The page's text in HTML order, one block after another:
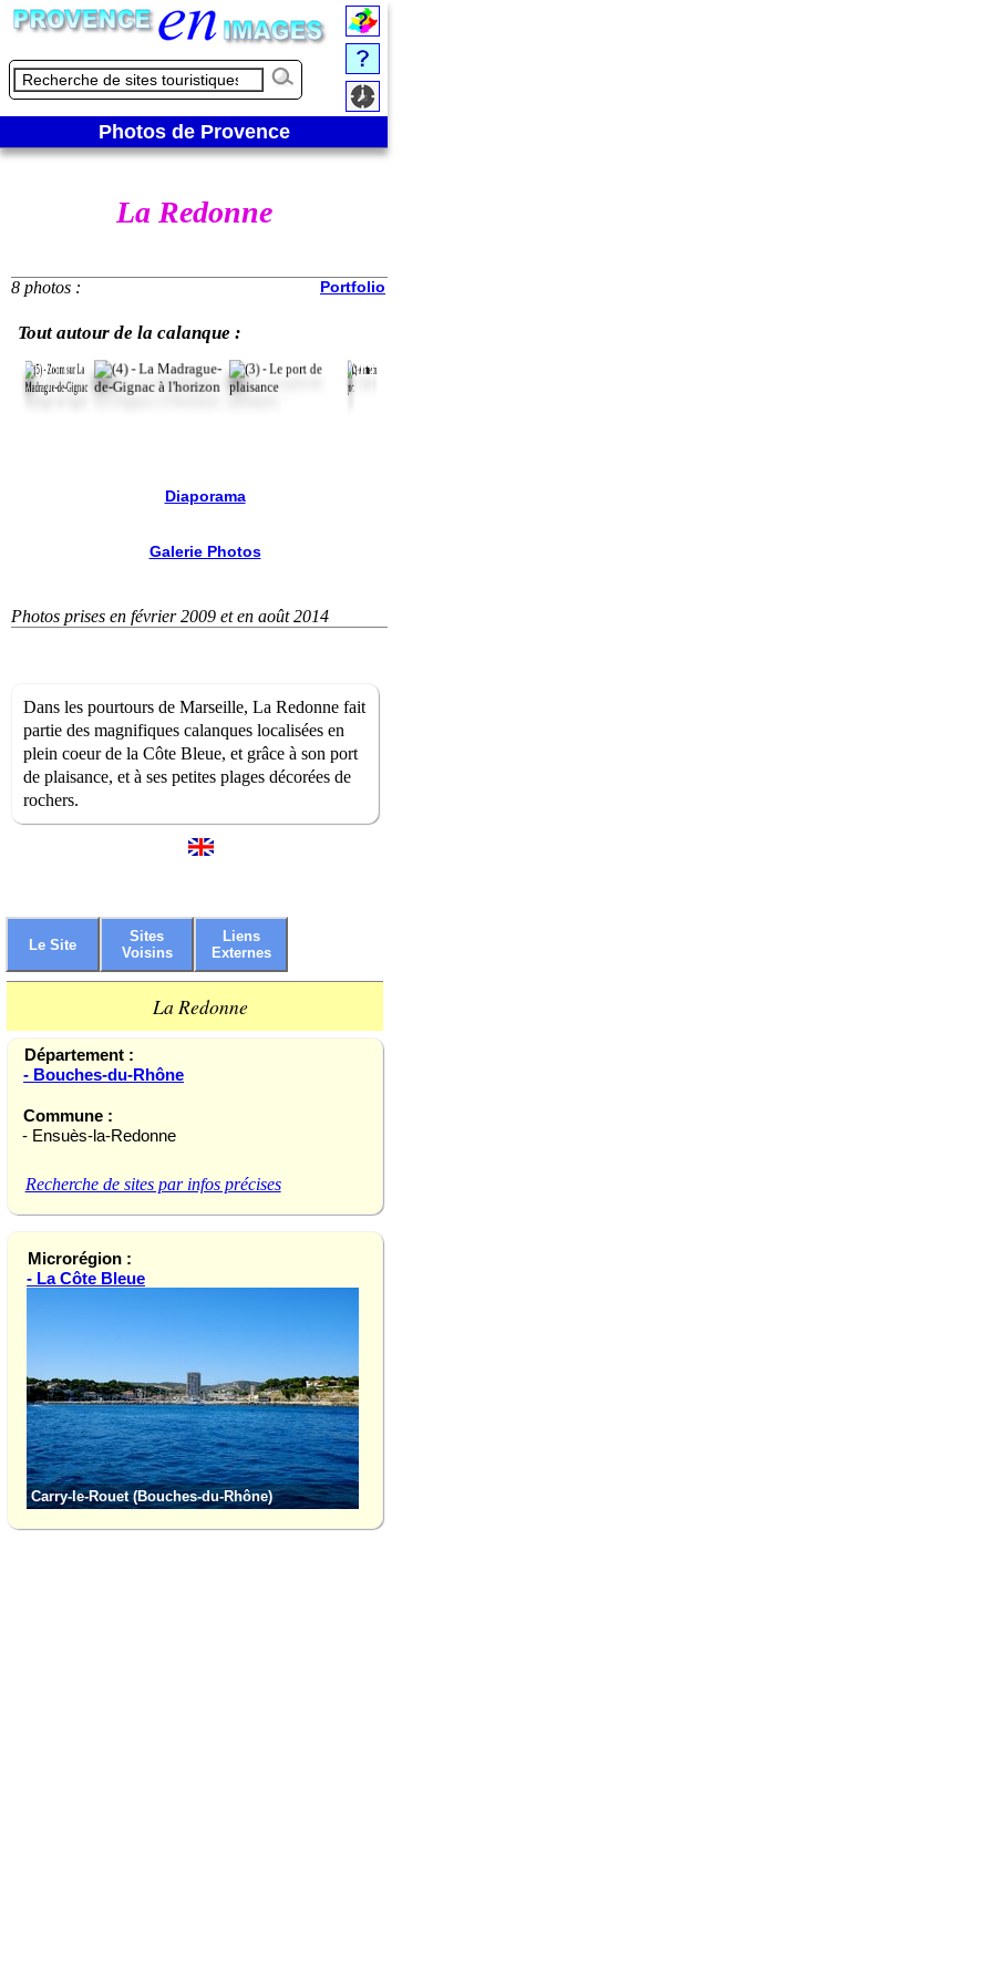
Photos de Provence
La Redonne
8 photos : Portfolio
Tout autour de la calanque :
Diaporama
Galerie Photos
Photos prises en février 2009 et en août 2014
Dans les pourtours de Marseille, La Redonne fait
partie des magnifiques calanques localisées en
plein coeur de la Côte Bleue, et grâce à son port
de plaisance, et à ses petites plages décorées de
rochers.
Le Site
Sites
Voisins
Liens
Externes
La Redonne
Département :
- Bouches-du-Rhône
Commune :
- Ensuès-la-Redonne
Recherche de sites par infos précises
Microrégion :
- La Côte Bleue
Carry-le-Rouet (Bouches-du-Rhône)